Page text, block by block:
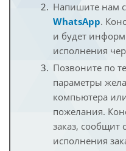
Напишите нам
WhatsApp.
и будет
исполнения
Позвоните по
параметры
компьютера
пожелания.
заказ, сообщит
исполнения